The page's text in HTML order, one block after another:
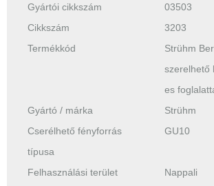
Gyártói cikkszám
03503
Cikkszám
3203
Termékkód
Strühm
szerelhető
es
Gyártó / márka
Strühm
Cserélhető fényforrás
típusa
GU10
Felhasználási terület
Nappali